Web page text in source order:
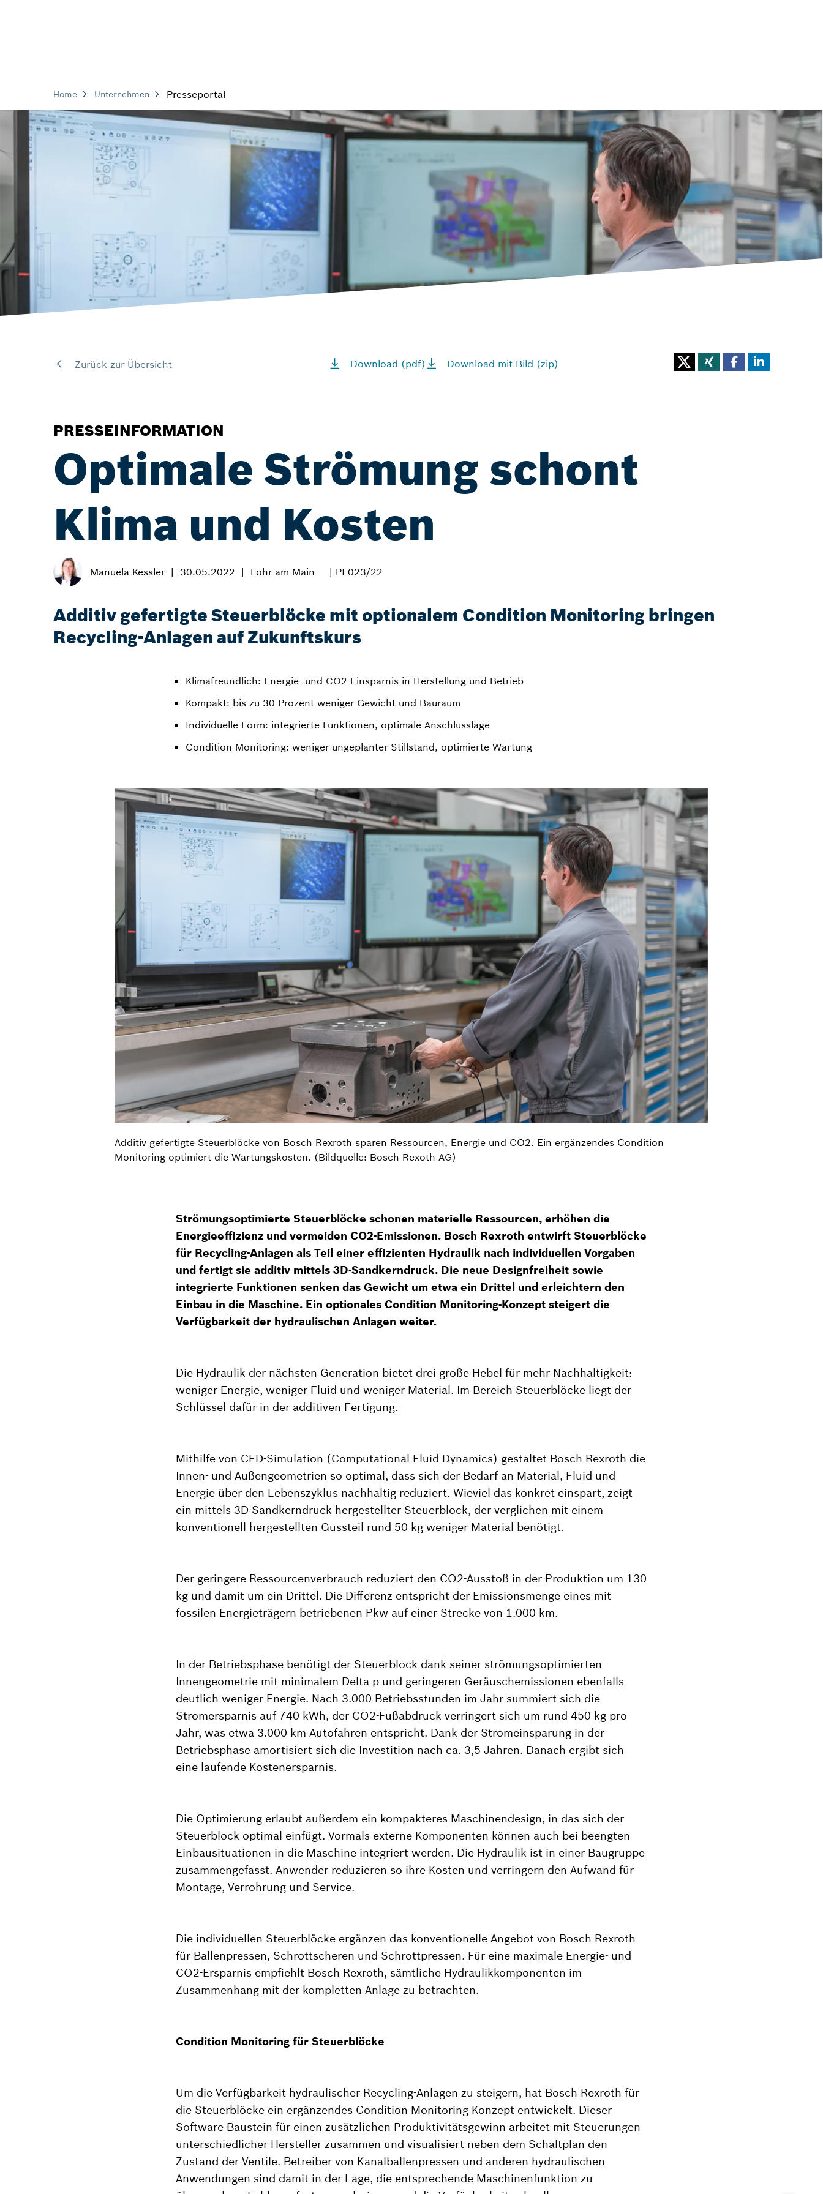
Home Unternehmen Presseportal
Zurück zur Übersicht Download (pdf) Download mit Bild (zip)
PRESSEINFORMATION
Optimale Strömung schont
Klima und Kosten
Manuela Kessler 30.05.2022 Lohr am Main | PI 023/22
Additiv gefertigte Steuerblöcke mit optionalem Condition Monitoring bringen
Recycling-Anlagen auf Zukunftskurs
Klimafreundlich: Energie- und CO2-Einsparnis in Herstellung und Betrieb
Kompakt: bis zu 30 Prozent weniger Gewicht und Bauraum
Individuelle Form: integrierte Funktionen, optimale Anschlusslage
Condition Monitoring: weniger ungeplanter Stillstand, optimierte Wartung
Additiv gefertigte Steuerblöcke von Bosch Rexroth sparen Ressourcen, Energie und CO2. Ein ergänzendes Condition
Monitoring optimiert die Wartungskosten. (Bildquelle: Bosch Rexoth AG)
Strömungsoptimierte Steuerblöcke schonen materielle Ressourcen, erhöhen die
Energieeffizienz und vermeiden CO2-Emissionen. Bosch Rexroth entwirft Steuerblöcke
für Recycling-Anlagen als Teil einer effizienten Hydraulik nach individuellen Vorgaben
und fertigt sie additiv mittels 3D-Sandkerndruck. Die neue Designfreiheit sowie
integrierte Funktionen senken das Gewicht um etwa ein Drittel und erleichtern den
Einbau in die Maschine. Ein optionales Condition Monitoring-Konzept steigert die
Verfügbarkeit der hydraulischen Anlagen weiter.
Die Hydraulik der nächsten Generation bietet drei große Hebel für mehr Nachhaltigkeit:
weniger Energie, weniger Fluid und weniger Material. Im Bereich Steuerblöcke liegt der
Schlüssel dafür in der additiven Fertigung.
Mithilfe von CFD-Simulation (Computational Fluid Dynamics) gestaltet Bosch Rexroth die
Innen- und Außengeometrien so optimal, dass sich der Bedarf an Material, Fluid und
Energie über den Lebenszyklus nachhaltig reduziert. Wieviel das konkret einspart, zeigt
ein mittels 3D-Sandkerndruck hergestellter Steuerblock, der verglichen mit einem
konventionell hergestellten Gussteil rund 50 kg weniger Material benötigt.
Der geringere Ressourcenverbrauch reduziert den CO2-Ausstoß in der Produktion um 130
kg und damit um ein Drittel. Die Differenz entspricht der Emissionsmenge eines mit
fossilen Energieträgern betriebenen Pkw auf einer Strecke von 1.000 km.
In der Betriebsphase benötigt der Steuerblock dank seiner strömungsoptimierten
Innengeometrie mit minimalem Delta p und geringeren Geräuschemissionen ebenfalls
deutlich weniger Energie. Nach 3.000 Betriebsstunden im Jahr summiert sich die
Stromersparnis auf 740 kWh, der CO2-Fußabdruck verringert sich um rund 450 kg pro
Jahr, was etwa 3.000 km Autofahren entspricht. Dank der Stromeinsparung in der
Betriebsphase amortisiert sich die Investition nach ca. 3,5 Jahren. Danach ergibt sich
eine laufende Kostenersparnis.
Die Optimierung erlaubt außerdem ein kompakteres Maschinendesign, in das sich der
Steuerblock optimal einfügt. Vormals externe Komponenten können auch bei beengten
Einbausituationen in die Maschine integriert werden. Die Hydraulik ist in einer Baugruppe
zusammengefasst. Anwender reduzieren so ihre Kosten und verringern den Aufwand für
Montage, Verrohrung und Service.
Die individuellen Steuerblöcke ergänzen das konventionelle Angebot von Bosch Rexroth
für Ballenpressen, Schrottscheren und Schrottpressen. Für eine maximale Energie- und
CO2-Ersparnis empfiehlt Bosch Rexroth, sämtliche Hydraulikkomponenten im
Zusammenhang mit der kompletten Anlage zu betrachten.
Condition Monitoring für Steuerblöcke
Um die Verfügbarkeit hydraulischer Recycling-Anlagen zu steigern, hat Bosch Rexroth für
die Steuerblöcke ein ergänzendes Condition Monitoring-Konzept entwickelt. Dieser
Software-Baustein für einen zusätzlichen Produktivitätsgewinn arbeitet mit Steuerungen
unterschiedlicher Hersteller zusammen und visualisiert neben dem Schaltplan den
Zustand der Ventile. Betreiber von Kanalballenpressen und anderen hydraulischen
Anwendungen sind damit in der Lage, die entsprechende Maschinenfunktion zu